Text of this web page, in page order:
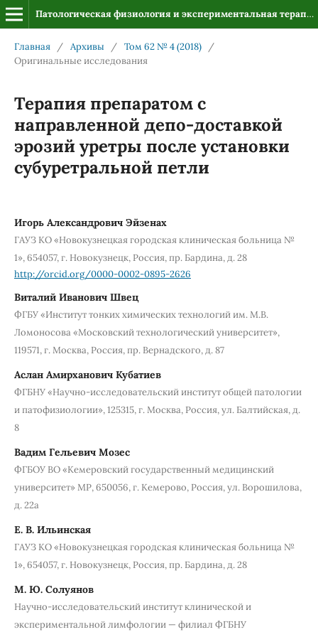
Патологическая физиология и экспериментальная терапия
Главная / Архивы / Том 62 № 4 (2018)
/
Оригинальные исследования
Терапия препаратом с
направленной депо-доставкой
эрозий уретры после установки
субуретральной петли
Игорь Александрович Эйзенах
ГАУЗ КО «Новокузнецкая городская клиническая больница №
1», 654057, г. Новокузнецк, Россия, пр. Бардина, д. 28
http://orcid.org/0000-0002-0895-2626
Виталий Иванович Швец
ФГБУ «Институт тонких химических технологий им. М.В.
Ломоносова «Московский технологический университет»,
119571, г. Москва, Россия, пр. Вернадского, д. 87
Аслан Амирханович Кубатиев
ФГБНУ «Научно-исследовательский институт общей патологии
и патофизиологии», 125315, г. Москва, Россия, ул. Балтийская, д.
8
Вадим Гельевич Мозес
ФГБОУ ВО «Kемеровский государственный медицинский
университет» МР, 650056, г. Кемерово, Россия, ул. Ворошилова,
д. 22а
Е. В. Ильинская
ГАУЗ КО «Новокузнецкая городская клиническая больница №
1», 654057, г. Новокузнецк, Россия, пр. Бардина, д. 28
М. Ю. Солуянов
Научно-исследовательский институт клинической и
экспериментальной лимфологии — филиал ФГБНУ